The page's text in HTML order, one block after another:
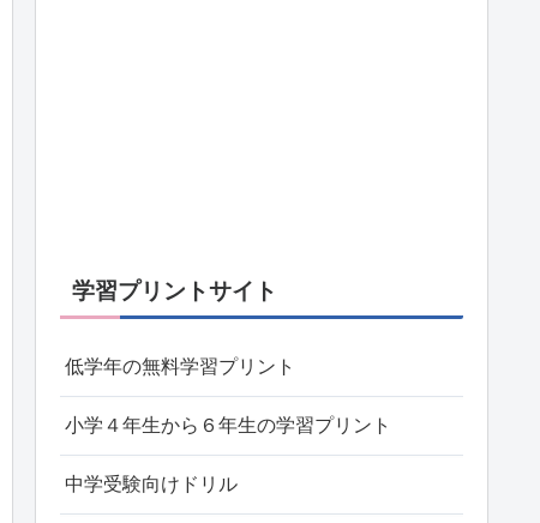
学習プリントサイト
低学年の無料学習プリント
小学４年生から６年生の学習プリント
中学受験向けドリル